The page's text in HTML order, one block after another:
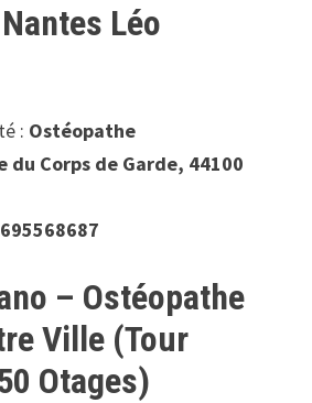
Léo
: Ostéopathe
du Corps de Garde, 44100
– Ostéopathe
Ville (Tour
Otages)